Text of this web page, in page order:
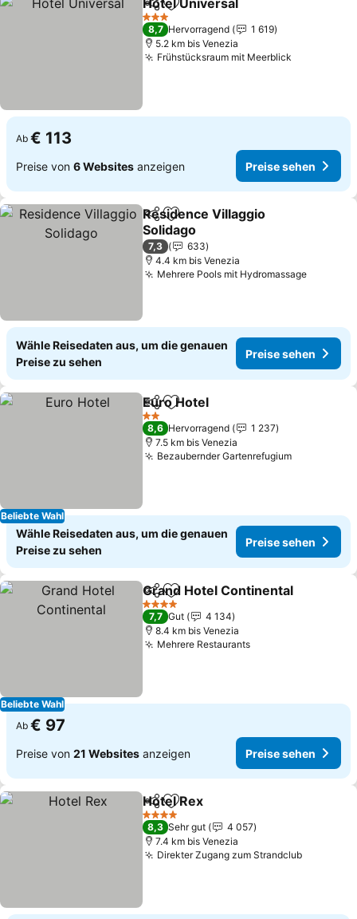
TeilenZu Favoriten hinzufügen
Hotel Universal
3 Sterne
8,7 Hervorragend
1 619
5.2 km bis Venezia
Frühstücksraum mit Meerblick
Ab € 113
Preise von 6 Websites anzeigen Preise sehen
TeilenZu Favoriten hinzufügen
Residence Villaggio
Solidago
Preise sehen
7,3
633
4.4 km bis Venezia
Mehrere Pools mit HydromassagePreise
Wähle Reisedaten aus, um die genauen
Preise zu sehen
Preise sehen
Beliebte Wahl
TeilenZu Favoriten hinzufügen
Euro Hotel
2 Sterne
8,6 Hervorragend
1 237
7.5 km bis Venezia
Bezaubernder GartenrefugiumPreise
Wähle Reisedaten aus, um die genauen
Preise zu sehen
Preise sehen
Beliebte Wahl
TeilenZu Favoriten hinzufügen
Grand Hotel Continental
4 Sterne
7,7 Gut
4 134
8.4 km bis Venezia
Mehrere RestaurantsPreise sehen
Ab € 97
Preise von 21 Websites anzeigen Preise sehen
TeilenZu Favoriten hinzufügen
Hotel Rex
4 Sterne
8,3 Sehr gut
4 057
7.4 km bis Venezia
Direkter Zugang zum StrandclubPreise